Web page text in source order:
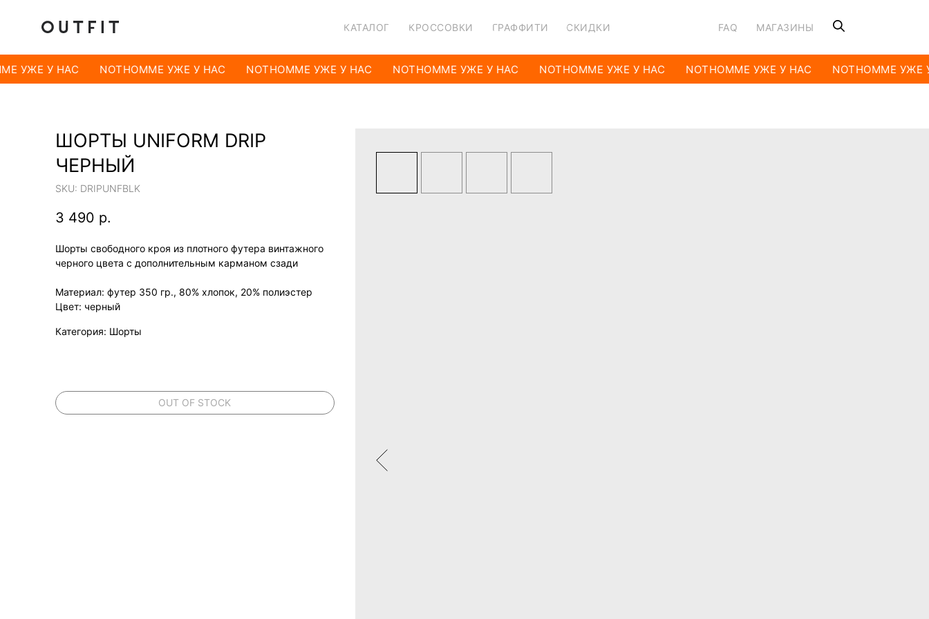
КАТАЛОГ КРОССОВКИ ГРАФФИТИ СКИДКИ FAQ МАГАЗИНЫ
УЖЕ У НАС NOTHOMME УЖЕ У НАС NOTHOMME УЖЕ У НАС NOTHOMME УЖЕ У НАС NOTHOMME УЖЕ У НАС NOTHOMME УЖЕ У НАС NOTHOMME УЖЕ
ШОРТЫ UNIFORM DRIP
ЧЕРНЫЙ
SKU: DRIPUNFBLK
3 490 р.
OUT OF STOCK
Шорты свободного кроя из плотного футера винтажного
черного цвета с дополнительным карманом сзади
Материал: футер 350 гр., 80% хлопок, 20% полиэстер
Цвет: черный
Категория: Шорты